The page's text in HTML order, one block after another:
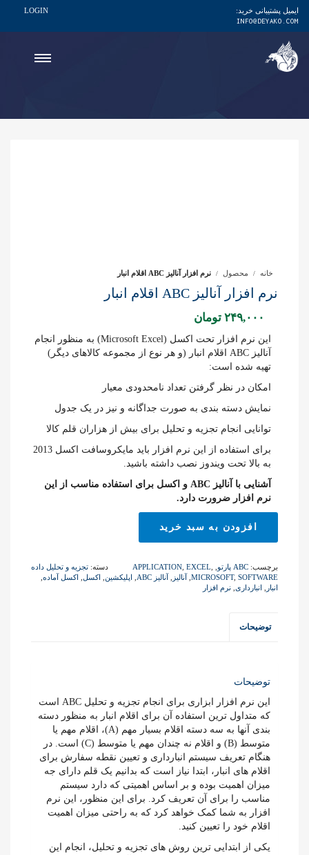
ایمیل پشتیبانی خرید:
INFO@DEYAKO.COM
LOGIN
خانه محصول نرم افزار آنالیز ABC اقلام انبار
نرم افزار آنالیز ABC اقلام انبار
۲۴۹,۰۰۰ تومان
این نرم افزار تحت اکسل (Microsoft Excel) به منظور انجام
آنالیز ABC اقلام انبار (و هر نوع از مجموعه کالاهای دیگر)
تهیه شده است:
امکان در نظر گرفتن تعداد نامحدودی معیار
نمایش دسته بندی به صورت جداگانه و نیز در یک جدول
توانایی انجام تجزیه و تحلیل برای بیش از هزاران قلم کالا
برای استفاده از این نرم افزار باید مایکروسافت اکسل 2013
به بالا تحت ویندوز نصب داشته باشید.
آشنایی با آنالیز ABC و اکسل برای استفاده مناسب از این
نرم افزار ضرورت دارد.
افزودن به سبد خرید
دسته: تجزیه و تحلیل داده برچسب: ABC پارتو APPLICATION EXCEL
MICROSOFT, SOFTWARE آنالیز آنالیز ABC اپلیکشین اکسل اکسل آماده
انبار
انبارداری نرم افزار
توضیحات
توضیحات
این نرم افزار ابزاری برای انجام تجزیه و تحلیل ABC است
که متداول ترین استفاده آن برای اقلام انبار به منظور دسته
بندی آنها به سه دسته اقلام بسیار مهم (A)، اقلام مهم یا
متوسط (B) و اقلام نه چندان مهم یا متوسط (C) است. در
هنگام تعریف سیستم انبارداری و تعیین نقطه سفارش برای
اقلام های انبار، ابتدا نیاز است که بدانیم یک قلم دارای جه
میزان اهمیت بوده و بر اساس اهمیتی که دارد سیستم
مناسب را برای آن تعریف کرد. برای این منظور، این نرم
افزار به شما کمک خواهد کرد که به راحتی میزان اهمیت
اقلام خود را تعیین کنید.
یکی از ابتدایی ترین روش های تجزیه و تحلیل، انجام این